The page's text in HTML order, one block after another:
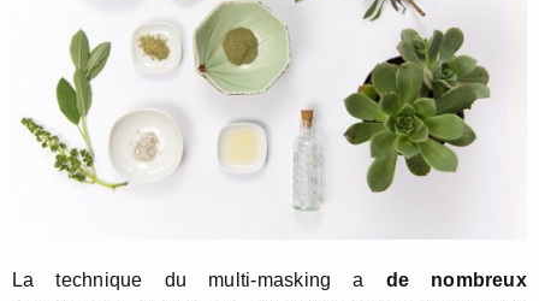
La technique du multi-masking a de nombreux